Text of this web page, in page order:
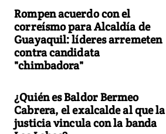
Rompen acuerdo con el
correísmo para Alcaldía de
Guayaquil: líderes arremeten
contra candidata
"chimbadora"
¿Quién es Baldor Bermeo
Cabrera, el exalcalde al que la
justicia vincula con la banda